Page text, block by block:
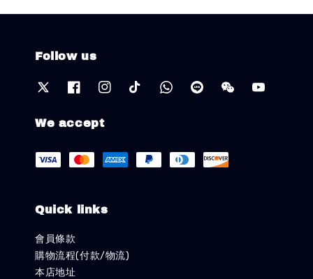
Follow us
We accept
Quick links
會員條款
購物流程(付款/物流)
本店地址